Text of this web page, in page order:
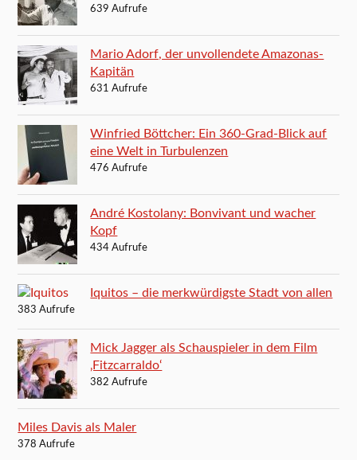
639 Aufrufe
Mario Adorf, der unvollendete Amazonas-
Kapitän
631 Aufrufe
Winfried Böttcher: Ein 360-Grad-Blick auf
eine Welt in Turbulenzen
476 Aufrufe
André Kostolany: Bonvivant und wacher
Kopf
434 Aufrufe
Iquitos – die merkwürdigste Stadt von allen
383 Aufrufe
Mick Jagger als Schauspieler in dem Film
‚Fitzcarraldo‘
382 Aufrufe
Miles Davis als Maler
378 Aufrufe